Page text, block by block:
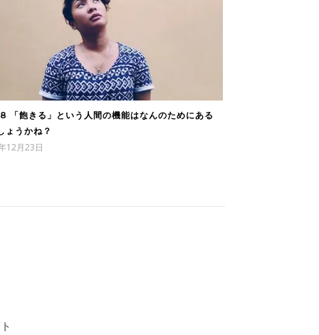
「飽きる」という人間の機能はなんのためにある
ょうかね？
12月23日